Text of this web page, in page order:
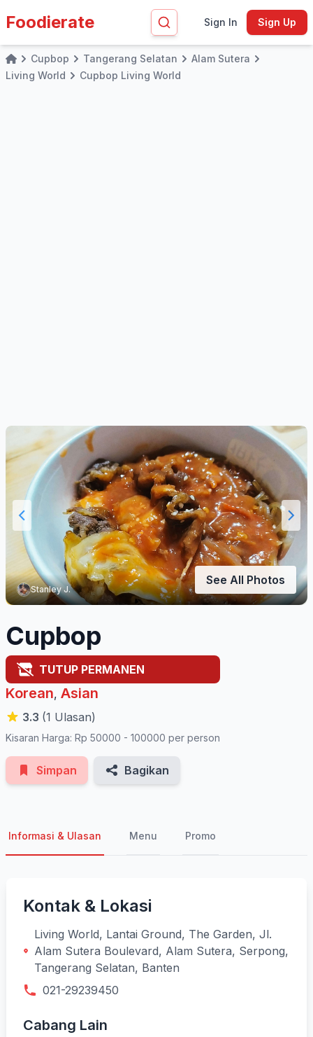
Foodierate Sign In Sign Up
HomeCupbop Tangerang Selatan
Alam Sutera
Living World
Cupbop Living World
Stanley J.
See All Photos
Cupbop
TUTUP PERMANEN
Korean, Asian
3.3 (1 Ulasan)
Kisaran Harga: Rp 50000 - 100000 per person
Simpan Bagikan
Informasi & Ulasan Menu Promo
Kontak & Lokasi
Living World, Lantai Ground, The Garden, Jl.
Alam Sutera Boulevard, Alam Sutera, Serpong,
Tangerang Selatan, Banten
021-29239450
Cabang Lain